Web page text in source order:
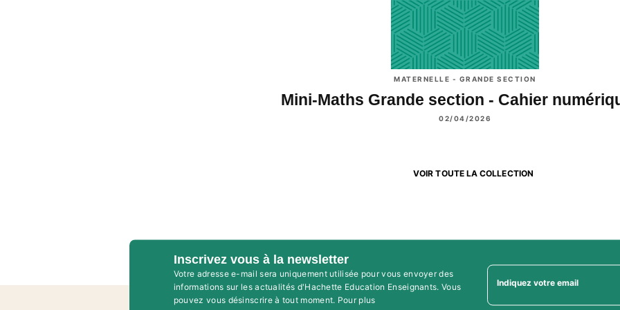
MATERNELLE - GRANDE SECTION
Mini-Maths Grande section - Cahier
02/04/2026
VOIR TOUTE LA COLLECTION
Inscrivez vous à la newsletter
Votre adresse e-mail sera uniquement utilisée pour vous envoyer des
informations sur les actualités d'Hachette Education Enseignants. Vous
pouvez vous désinscrire à tout moment. Pour plus
Indiquez votre email